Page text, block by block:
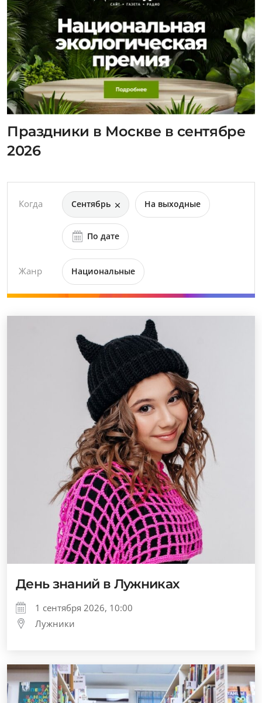
Праздники в Москве в сентябре
2026
Когда Сентябрь На выходные
По дате
Жанр Национальные
День знаний в Лужниках
1 сентября 2026, 10:00
Лужники